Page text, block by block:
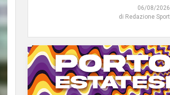
06/08/2026
di Redazione Sport